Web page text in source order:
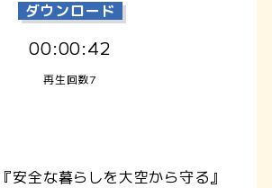
ダウンロード
00:00:42
再生回数7
安全な暮らしを大空から守る』